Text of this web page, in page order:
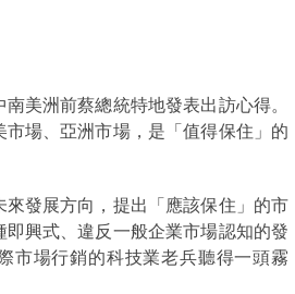
美洲前蔡總統特地發表出訪心得。
場、亞洲市場，是「值得保住」的
發展方向，提出「應該保住」的市
興式、違反一般企業市場認知的發
市場行銷的科技業老兵聽得一頭霧